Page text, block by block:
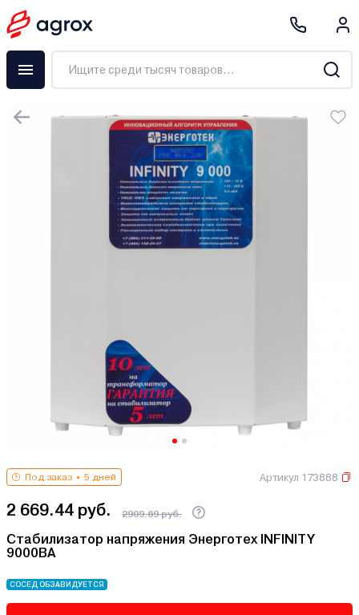
Под заказ 5 дней Артикул 173888
2 669.44 руб. 2909.69 руб.
Стабилизатор напряжения Энерготех INFINITY
9000ВА
СОСЕД ОБЗАВИДУЕТСЯ